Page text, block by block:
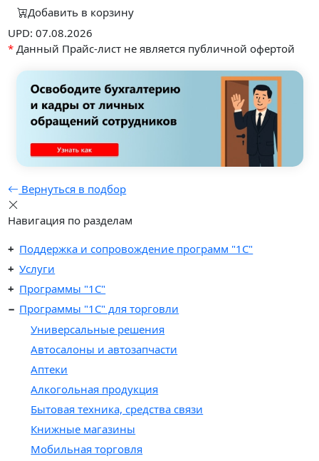
Добавить в корзину
UPD: 07.08.2026
* Данный Прайс-лист не является публичной офертой
Вернуться в подбор
Навигация по разделам
Поддержка и сопровождение программ "1С"
Услуги
Программы "1С"
Программы "1C" для торговли
Универсальные решения
Автосалоны и автозапчасти
Аптеки
Алкогольная продукция
Бытовая техника, средства связи
Книжные магазины
Мобильная торговля